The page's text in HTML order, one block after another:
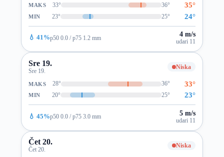
MAKS 33° 36° 35°
MIN 23° 25° 24°
💧 41%p50 0.0 / p75 1.2 mm 4 m/s
udari 11
Sre 19.
Sre 19.
Niska
MAKS 28° 36° 33°
MIN 20° 25° 23°
💧 45%p50 0.0 / p75 3.0 mm 5 m/s
udari 11
Čet 20.
Čet 20.
Niska